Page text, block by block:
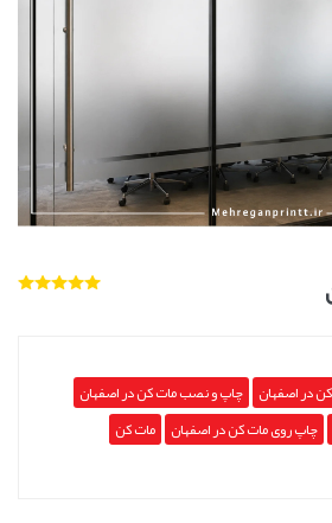
در اصفهان چاپ و نصب مات کن در اصفهان
چاپ روی مات کن در اصفهان مات کن